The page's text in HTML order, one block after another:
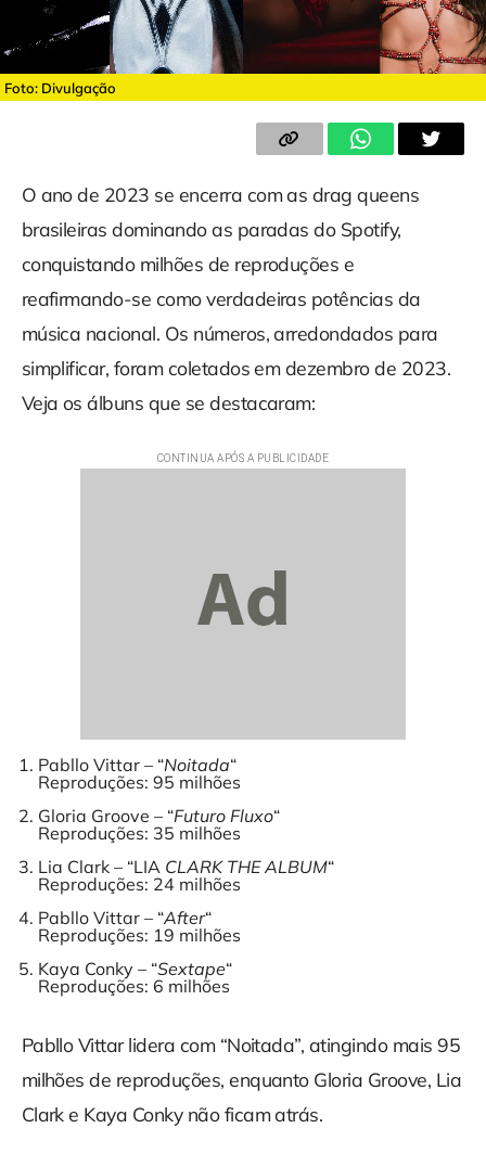
Foto: Divulgação
O ano de 2023 se encerra com as drag queens
brasileiras dominando as paradas do Spotify,
conquistando milhões de reproduções e
reafirmando-se como verdadeiras potências da
música nacional. Os números, arredondados para
simplificar, foram coletados em dezembro de 2023.
Veja os álbuns que se destacaram:
Pabllo Vittar – “Noitada“
Reproduções: 95 milhões
Gloria Groove – “Futuro Fluxo“
Reproduções: 35 milhões
Lia Clark – “LIA CLARK THE ALBUM“
Reproduções: 24 milhões
Pabllo Vittar – “After“
Reproduções: 19 milhões
Kaya Conky – “Sextape“
Reproduções: 6 milhões
Pabllo Vittar lidera com “Noitada”, atingindo mais 95
milhões de reproduções, enquanto Gloria Groove, Lia
Clark e Kaya Conky não ficam atrás.